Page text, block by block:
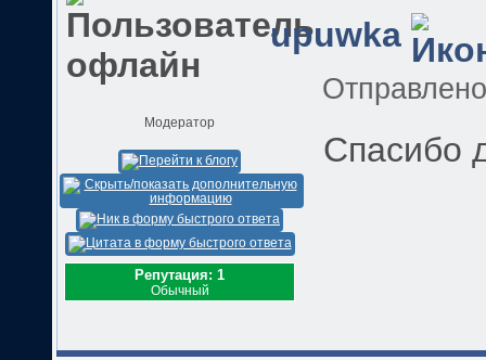
upuwka
Модератор
Репутация: 1
Обычный
Спасибо